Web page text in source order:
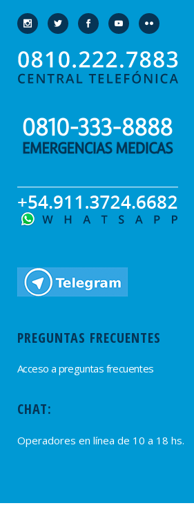
PREGUNTAS FRECUENTES
Acceso a preguntas frecuentes
CHAT:
Operadores en línea de 10 a 18 hs.
PROVEEDORES